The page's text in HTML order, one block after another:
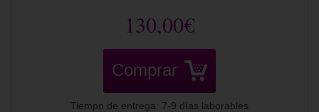
130,00€
Comprar
Tiempo de entrega: 7-9 días laborables